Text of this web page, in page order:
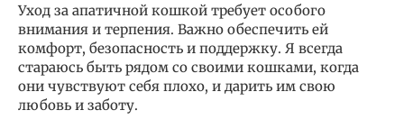
Уход за апатичной кошкой требует особого
внимания и терпения. Важно обеспечить ей
комфорт, безопасность и поддержку. Я всегда
стараюсь быть рядом со своими кошками, когда
они чувствуют себя плохо, и дарить им свою
любовь и заботу.